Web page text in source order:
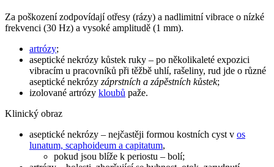
Za poškození zodpovídají otřesy (rázy) a nadlimitní vibrace o nízké
frekvenci (30 Hz) a vysoké amplitudě (1 mm).
artrózy;
aseptické nekrózy kůstek ruky – po několikaleté expozici
vibracím u pracovníků při těžbě uhlí, rašeliny, rud jde o různé
aseptické nekrózy záprstních a zápěstních kůstek;
izolované artrózy kloubů paže.
Klinický obraz
aseptické nekrózy – nejčastěji formou kostních cyst v os
lunatum, scaphoideum a capitatum,
pokud jsou blíže k periostu – bolí;